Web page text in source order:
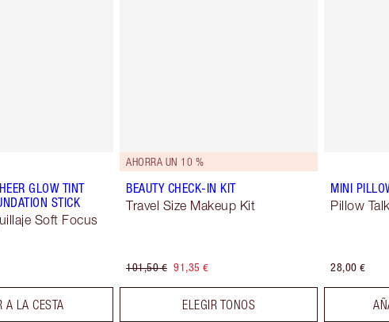
GLOW TINT
STICK
Soft Focus
A LA CESTA
AHORRA UN 10 %
BEAUTY CHECK-IN KIT
Travel Size Makeup Kit
101,50 € 91,35 €
ELEGIR TONOS
MINI
Pillow
28,00 €